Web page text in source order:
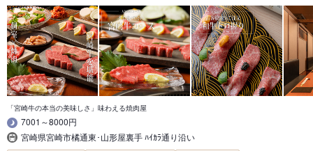
「宮崎牛の本当の美味しさ」味わえる焼肉屋
7001～8000円
宮崎県宮崎市橘通東･山形屋裏手 ﾊｲｶﾗ通り沿い